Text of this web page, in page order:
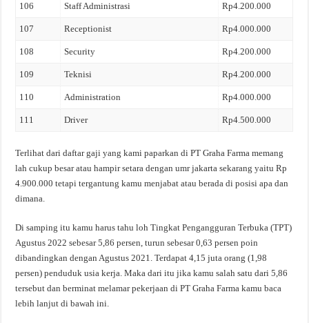
106 Staff Administrasi Rp4.200.000
107 Receptionist Rp4.000.000
108 Security Rp4.200.000
109 Teknisi Rp4.200.000
110 Administration Rp4.000.000
111 Driver Rp4.500.000
Terlihat dari daftar gaji yang kami paparkan di PT Graha Farma memang
lah cukup besar atau hampir setara dengan umr jakarta sekarang yaitu Rp
4.900.000 tetapi tergantung kamu menjabat atau berada di posisi apa dan
dimana.
Di samping itu kamu harus tahu loh Tingkat Pengangguran Terbuka (TPT)
Agustus 2022 sebesar 5,86 persen, turun sebesar 0,63 persen poin
dibandingkan dengan Agustus 2021. Terdapat 4,15 juta orang (1,98
persen) penduduk usia kerja. Maka dari itu jika kamu salah satu dari 5,86
tersebut dan berminat melamar pekerjaan di PT Graha Farma kamu baca
lebih lanjut di bawah ini.